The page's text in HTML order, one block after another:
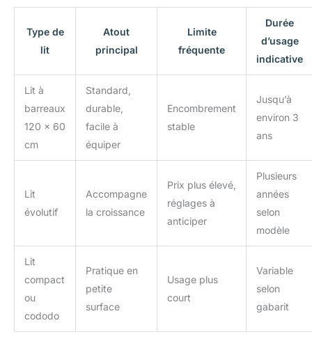
Type de
lit
Atout
principal
Limite
fréquente
Durée
d’usage
indicative
Lit à
barreaux
120 x 60
cm
Standard,
durable,
facile à
équiper
Encombrement
stable
Jusqu’à
environ 3
ans
Lit
évolutif
Accompagne
la croissance
Prix plus élevé,
réglages à
anticiper
Plusieurs
années
selon
modèle
Lit
compact
ou
cododo
Pratique en
petite
surface
Usage plus
court
Variable
selon
gabarit